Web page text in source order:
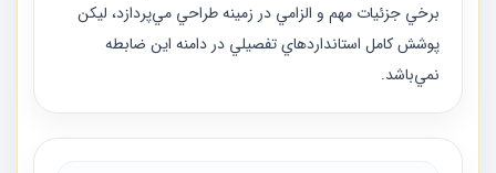
برخي جزئيات مهم و الزامي در زمينه طراحي مي‌پردازد، ليكن
پوشش كامل استانداردهاي تفصيلي در دامنه اين ضابطه
نمي‌باشد.